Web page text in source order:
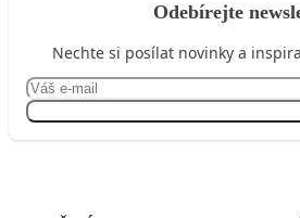
Odebírejte
Nechte si posílat novinky a